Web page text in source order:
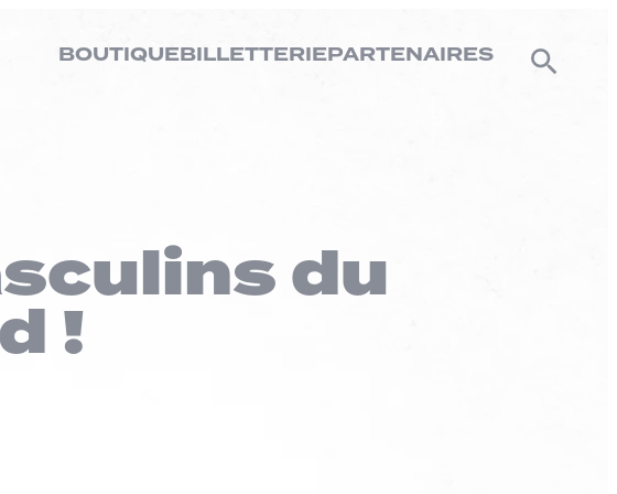
BOUTIQUEBILLETTERIEPARTENAIRES
du
!